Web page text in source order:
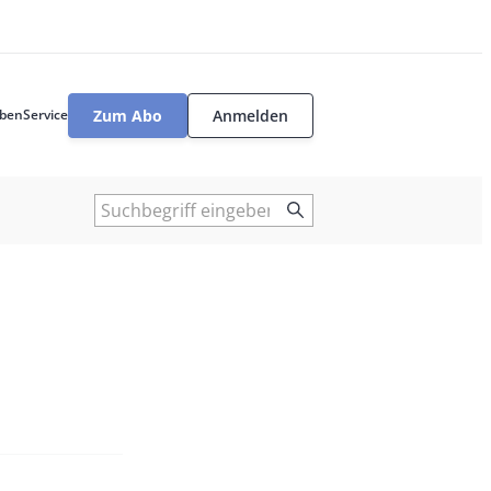
Service
User
Zum Abo Anmelden
Suche